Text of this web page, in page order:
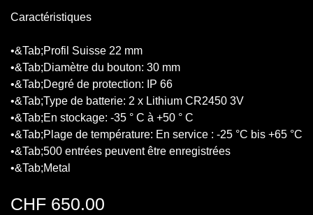
Caractéristiques
•&Tab;Profil Suisse 22 mm
•&Tab;Diamètre du bouton: 30 mm
•&Tab;Degré de protection: IP 66
•&Tab;Type de batterie: 2 x Lithium CR2450 3V
•&Tab;En stockage: -35 ° C à +50 ° C
•&Tab;Plage de température: En service : -25 °C bis +65 °C
•&Tab;500 entrées peuvent être enregistrées
•&Tab;Metal
CHF 650.00